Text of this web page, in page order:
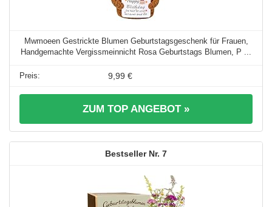
Mwmoeen Gestrickte Blumen Geburtstagsgeschenk für Frauen,
Handgemachte Vergissmeinnicht Rosa Geburtstags Blumen, P ...
9,99 €
ZUM TOP ANGEBOT »
7